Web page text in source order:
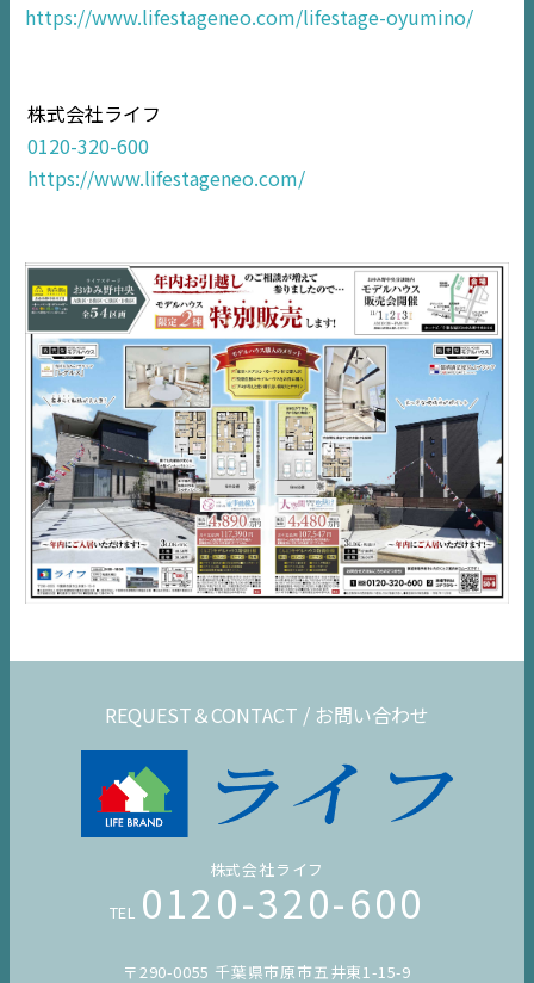
EVENT
内房エリア
デジタルサイネージ
不動産一括査定
コラム
https://www.lifestageneo.com/lifestage-oyumino/
株式会社ライフ
0120-320-600
https://www.lifestageneo.com/
REQUEST＆CONTACT / お問い合わせ
株式会社ライフ
TEL 0120-320-600
〒290-0055 千葉県市原市五井東1-15-9